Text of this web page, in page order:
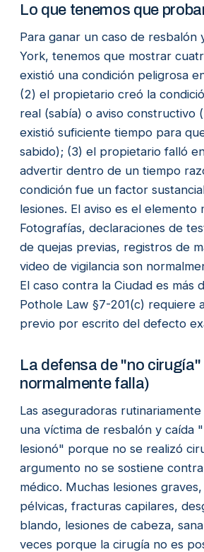
Lo que tenemos que
Para ganar un caso de resbalón
York, tenemos que mostrar
existió una condición peligrosa
(2) el propietario creó la
real (sabía) o aviso constructivo
existió suficiente tiempo para
sabido); (3) el propietario falló
advertir dentro de un tiempo
condición fue un factor
lesiones. El aviso es el elemento
Fotografías, declaraciones de
de quejas previas, registros de
video de vigilancia son
El caso contra la Ciudad es más
Pothole Law §7-201(c) requiere
previo por escrito del defecto
La defensa de "no cirugía"
normalmente falla)
Las aseguradoras
una víctima de resbalón y caída
lesionó" porque no se realizó
argumento no se sostiene
médico. Muchas lesiones
pélvicas, fracturas capilares,
blando, lesiones de cabeza,
veces porque la cirugía no es